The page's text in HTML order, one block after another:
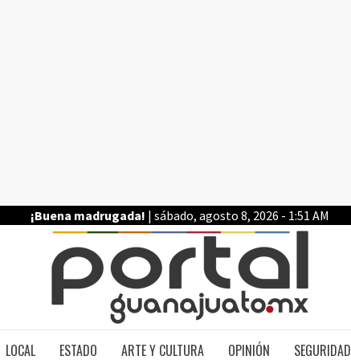
¡Buena madrugada! | sábado, agosto 8, 2026 - 1:51 AM
LOCAL ESTADO ARTE Y CULTURA OPINIÓN SEGURIDAD